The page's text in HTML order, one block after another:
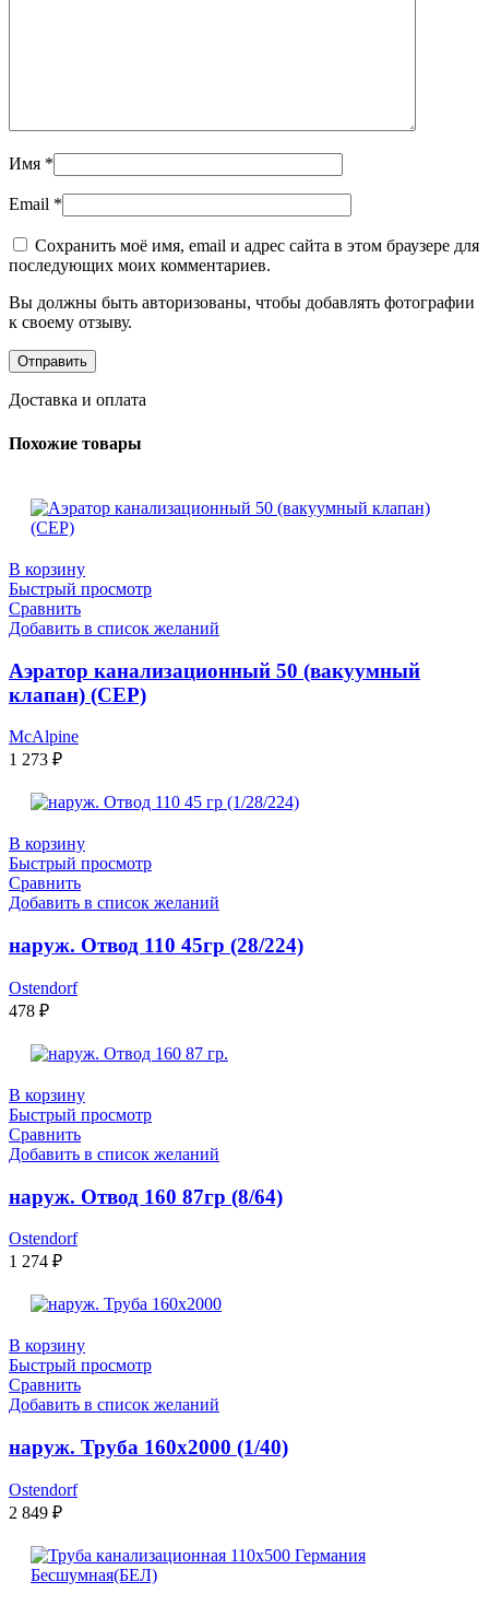
Имя *
Email *
Сохранить моё имя, email и адрес сайта в этом браузере для
последующих моих комментариев.
Вы должны быть авторизованы, чтобы добавлять фотографии
к своему отзыву.
Доставка и оплата
Похожие товары
В корзину
Быстрый просмотр
Сравнить
Добавить в список желаний
Аэратор канализационный 50 (вакуумный
клапан) (СЕР)
McAlpine
1 273 ₽
В корзину
Быстрый просмотр
Сравнить
Добавить в список желаний
наруж. Отвод 110 45гр (28/224)
Ostendorf
478 ₽
В корзину
Быстрый просмотр
Сравнить
Добавить в список желаний
наруж. Отвод 160 87гр (8/64)
Ostendorf
1 274 ₽
В корзину
Быстрый просмотр
Сравнить
Добавить в список желаний
наруж. Труба 160х2000 (1/40)
Ostendorf
2 849 ₽